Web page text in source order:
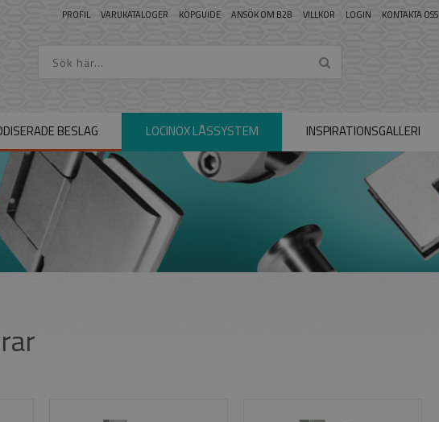
PROFIL VARUKATALOGER KÖPGUIDE ANSÖK OM B2B VILLKOR LOGIN KONTAKTA OSS
BESLAG LOCINOX LÅSSYSTEM INSPIRATIONSGALLERI